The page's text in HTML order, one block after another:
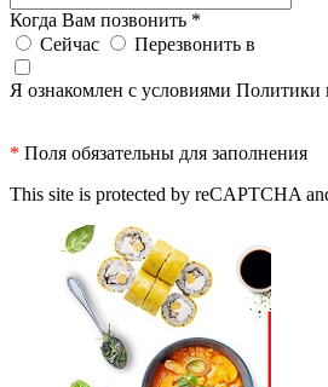
Когда Вам позвонить *
Сейчас
Перезвонить в
Я ознакомлен с условиями Политики
* Поля обязательны для заполнения
This site is protected by reCAPTCHA